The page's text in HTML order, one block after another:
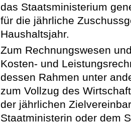
das Staatsministerium
für die jährliche
Haushaltsjahr.
Zum Rechnungswesen
Kosten- und
dessen Rahmen unter
zum Vollzug des
der jährlichen
Staatministerin oder dem